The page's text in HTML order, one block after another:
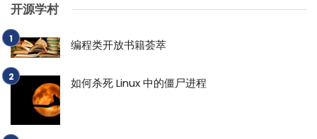
开源学村
编程类开放书籍荟萃
如何杀死 Linux 中的僵尸进程